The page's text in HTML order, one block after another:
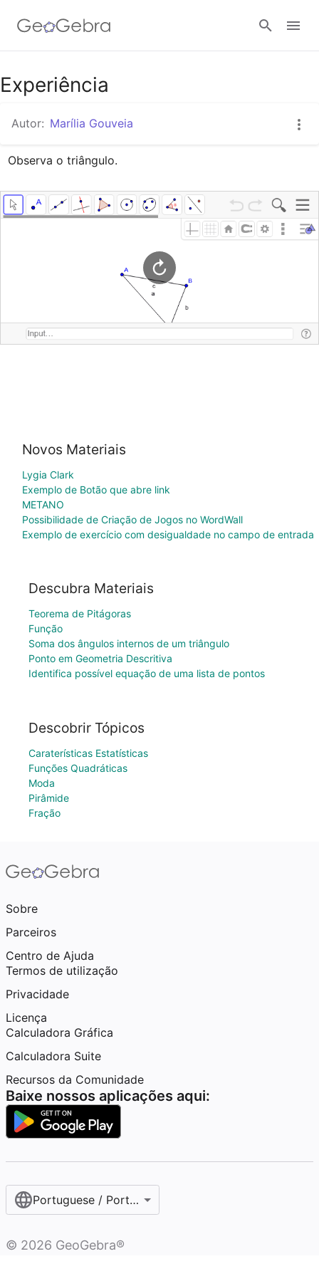
Google Classroom
GeoGebra Classroom
Experiência
Autor: Marília Gouveia
Observa o triângulo.
Novos Materiais
Lygia Clark
Exemplo de Botão que abre link
METANO
Possibilidade de Criação de Jogos no WordWall
Exemplo de exercício com desigualdade no campo de entrada
Descubra Materiais
Teorema de Pitágoras
Função
Soma dos ângulos internos de um triângulo
Ponto em Geometria Descritiva
Identifica possível equação de uma lista de pontos
Descobrir Tópicos
Caraterísticas Estatísticas
Funções Quadráticas
Moda
Pirâmide
Fração
Sobre
Parceiros
Centro de Ajuda
Termos de utilização
Privacidade
Licença
Calculadora Gráfica
Calculadora Suite
Recursos da Comunidade
Baixe nossos aplicações aqui:
Portuguese / Português (Portugal)
© 2026 GeoGebra®